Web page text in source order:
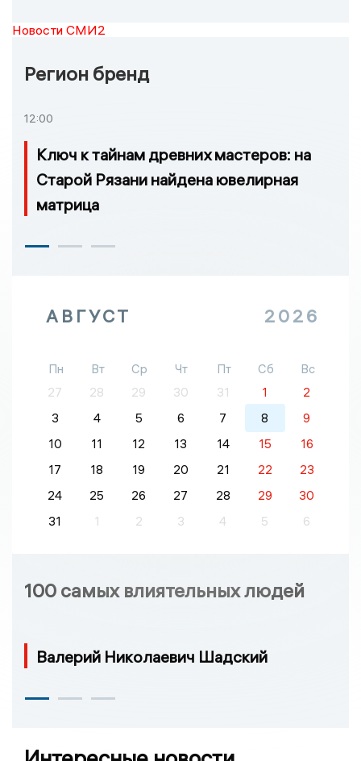
Новости СМИ2
Регион бренд
12:00
Ключ к тайнам древних мастеров: на
Старой Рязани найдена ювелирная
матрица
АВГУСТ 2026
Пн Вт Ср Чт Пт Сб
Вс
27
28 29 30 31 1
2
3
4 5 6 7 8
9
10
11 12 13 14 15
16
17
18 19 20 21 22
23
24
25 26 27 28 29
30
31
1 2 3 4 5 6
100 самых влиятельных людей
Валерий Николаевич Шадский